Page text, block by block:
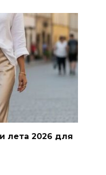
лета 2026 для